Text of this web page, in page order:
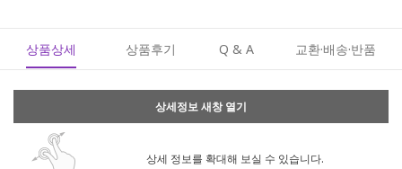
상품상세 상품후기 Q & A 교환·배송·반품
상세정보 새창 열기
상세 정보를 확대해 보실 수 있습니다.